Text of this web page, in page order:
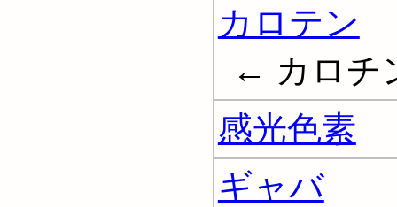
カロテン
← カロチ
感光色素
ギャバ